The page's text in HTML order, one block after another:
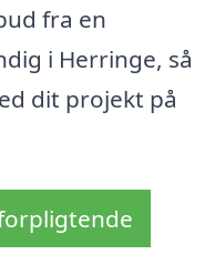
fra en
i Herringe, så
dit projekt på